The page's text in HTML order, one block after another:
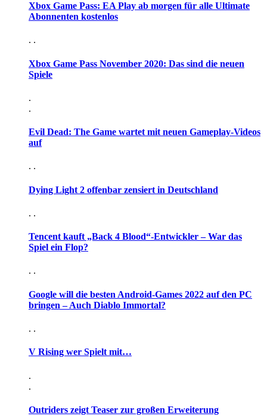
Xbox Game Pass: EA Play ab morgen für alle Ultimate
Abonnenten kostenlos
. .
Xbox Game Pass November 2020: Das sind die neuen
Spiele
.
.
Evil Dead: The Game wartet mit neuen Gameplay-Videos
auf
. .
Dying Light 2 offenbar zensiert in Deutschland
. .
Tencent kauft „Back 4 Blood“-Entwickler – War das
Spiel ein Flop?
. .
Google will die besten Android-Games 2022 auf den PC
bringen – Auch Diablo Immortal?
. .
V Rising wer Spielt mit…
.
.
Outriders zeigt Teaser zur großen Erweiterung